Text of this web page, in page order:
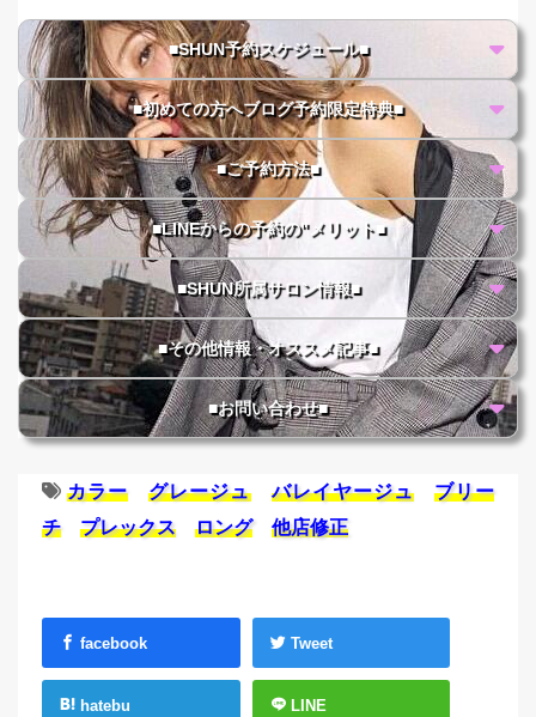
■SHUN予約スケジュール■
■初めての方へブログ予約限定特典■
■ご予約方法■
■LINEからの予約の"メリット■
■SHUN所属サロン情報■
■その他情報・オススメ記事■
■お問い合わせ■
カラー グレージュ バレイヤージュ
ブリー
チ
プレックス ロング 他店修正
facebook Tweet
hatebu LINE